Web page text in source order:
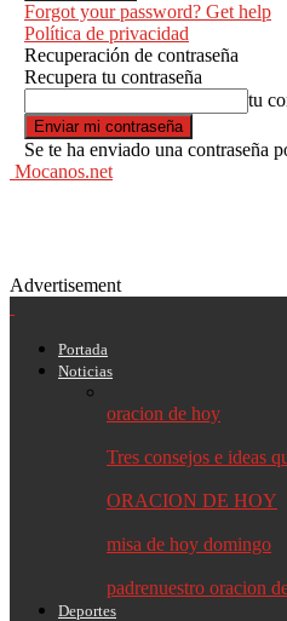
Forgot your password? Get help
Política de privacidad
Recuperación de contraseña
Recupera tu contraseña
tu
Se te ha enviado una contraseña
Mocanos.net
Advertisement
Portada
Noticias
oracion de hoy
Tres consejos e ideas
ORACION DE HOY
misa de hoy domingo
padrenuestro oracion
Deportes